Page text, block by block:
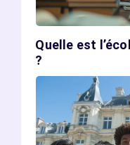
Quelle est
?